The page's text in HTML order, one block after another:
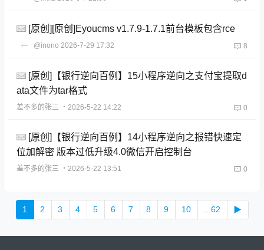
[原创][原创]Eyoucms v1.7.9-1.7.1前台模板包含rce
@inono 2026-7-29 17:32 8
[原创]【银行逆向百例】15小程序逆向之支付宝提取d
ata文件为tar格式
差不多的张三 ・2026-5-22 14:22 0
[原创]【银行逆向百例】14小程序逆向之报错快速定
位加解密 版本过低升级4.0微信开启控制台
差不多的张三 ・2026-5-22 13:51 0
1 2 3 4 5 6 7 8 9 10 ...62 ▶